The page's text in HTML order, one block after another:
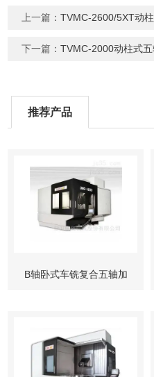
上一篇：TVMC-2600/5XT动
下一篇：TVMC-2000动柱式
推荐产品
B轴卧式车铣复合五轴加